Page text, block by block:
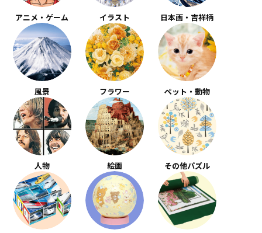
アニメ・ゲーム イラスト 日本画・吉祥柄
風景 フラワー ペット・動物
人物 絵画 その他パズル